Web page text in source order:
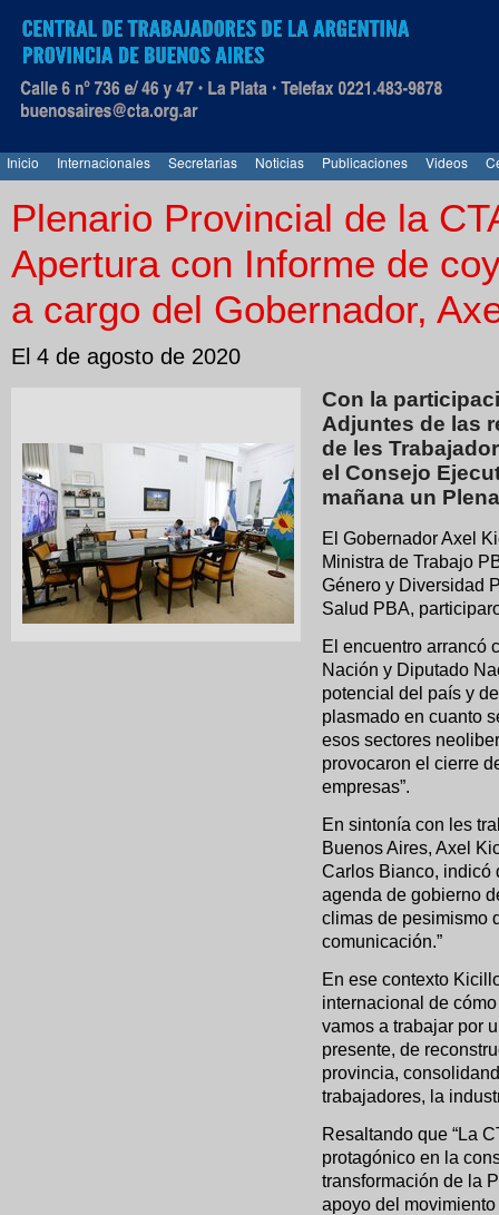
Inicio Internacionales Secretarias Noticias Publicaciones Videos
Plenario Provincial de la
Apertura con Informe de
a cargo del Gobernador,
El 4 de agosto de 2020
Con la
Adjuntes de las
de les
el Consejo
mañana un
El Gobernador Axel
Ministra de Trabajo
Género y Diversidad
Salud PBA,
El encuentro arrancó
Nación y Diputado
potencial del país y
plasmado en cuanto
esos sectores
provocaron el cierre
empresas”.
En sintonía con les
Buenos Aires, Axel
Carlos Bianco, indicó
agenda de gobierno
climas de pesimismo
comunicación.”
En ese contexto
internacional de
vamos a trabajar por
presente, de
provincia,
trabajadores, la
Resaltando que “La
protagónico en la
transformación de la
apoyo del movimiento